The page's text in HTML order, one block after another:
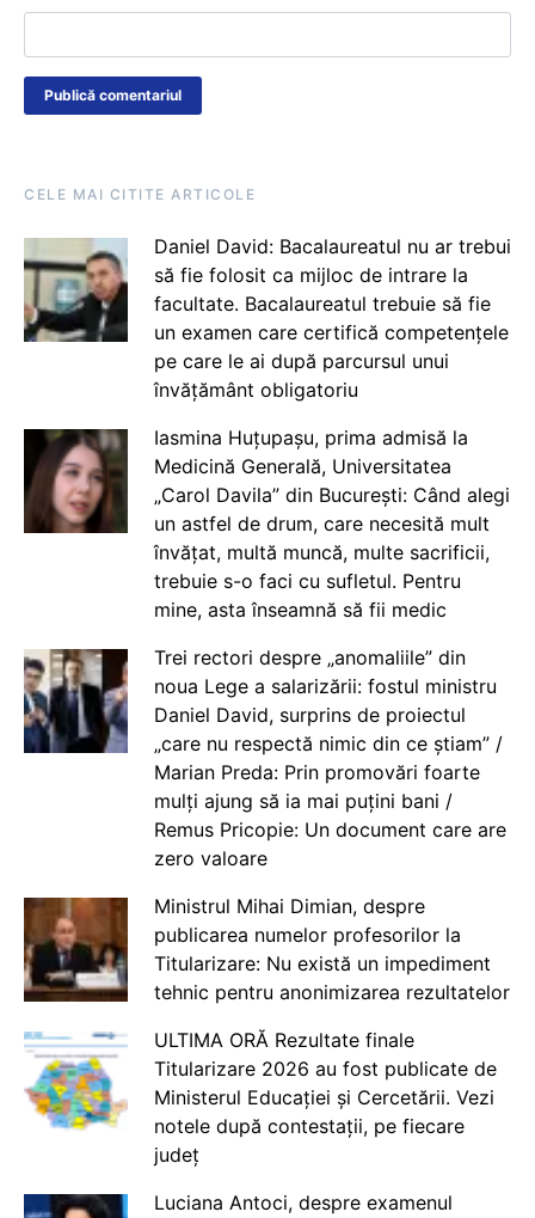
CELE MAI CITITE ARTICOLE
Daniel David: Bacalaureatul nu ar trebui
să fie folosit ca mijloc de intrare la
facultate. Bacalaureatul trebuie să fie
un examen care certifică competențele
pe care le ai după parcursul unui
învățământ obligatoriu
Iasmina Huțupașu, prima admisă la
Medicină Generală, Universitatea
„Carol Davila” din București: Când alegi
un astfel de drum, care necesită mult
învățat, multă muncă, multe sacrificii,
trebuie s-o faci cu sufletul. Pentru
mine, asta înseamnă să fii medic
Trei rectori despre „anomaliile” din
noua Lege a salarizării: fostul ministru
Daniel David, surprins de proiectul
„care nu respectă nimic din ce știam” /
Marian Preda: Prin promovări foarte
mulți ajung să ia mai puțini bani /
Remus Pricopie: Un document care are
zero valoare
Ministrul Mihai Dimian, despre
publicarea numelor profesorilor la
Titularizare: Nu există un impediment
tehnic pentru anonimizarea rezultatelor
ULTIMA ORĂ Rezultate finale
Titularizare 2026 au fost publicate de
Ministerul Educației și Cercetării. Vezi
notele după contestații, pe fiecare
județ
Luciana Antoci, despre examenul